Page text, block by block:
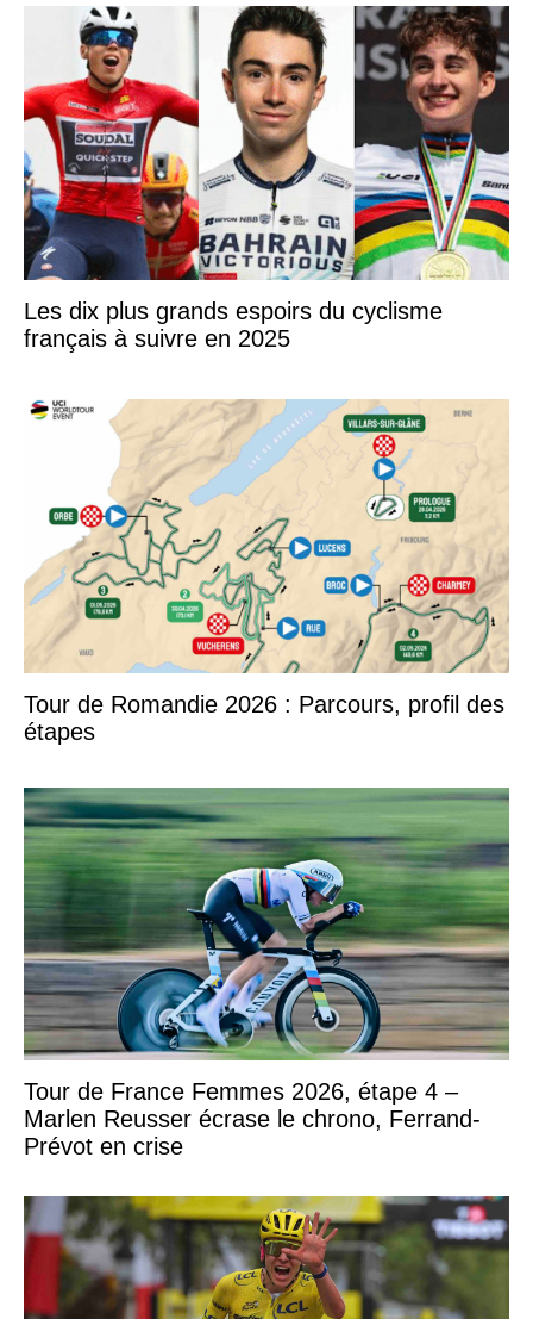
Les dix plus grands espoirs du cyclisme
français à suivre en 2025
Tour de Romandie 2026 : Parcours, profil des
étapes
Tour de France Femmes 2026, étape 4 –
Marlen Reusser écrase le chrono, Ferrand-
Prévot en crise